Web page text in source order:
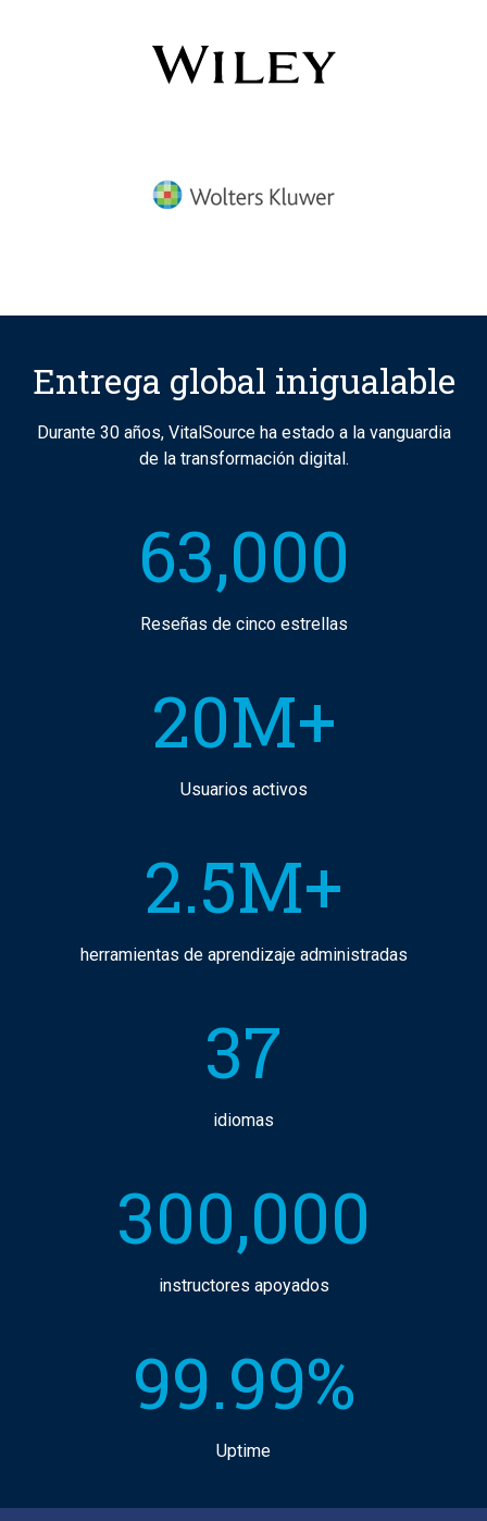
Entrega global inigualable
Durante 30 años, VitalSource ha estado a la vanguardia
de la transformación digital.
63,000
Reseñas de cinco estrellas
20M+
Usuarios activos
2.5M+
herramientas de aprendizaje administradas
37
idiomas
300,000
instructores apoyados
99.99%
Uptime